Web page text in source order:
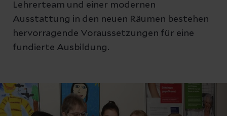
Lehrerteam und einer modernen
Ausstattung in den neuen Räumen bestehen
hervorragende Voraussetzungen für eine
fundierte Ausbildung.